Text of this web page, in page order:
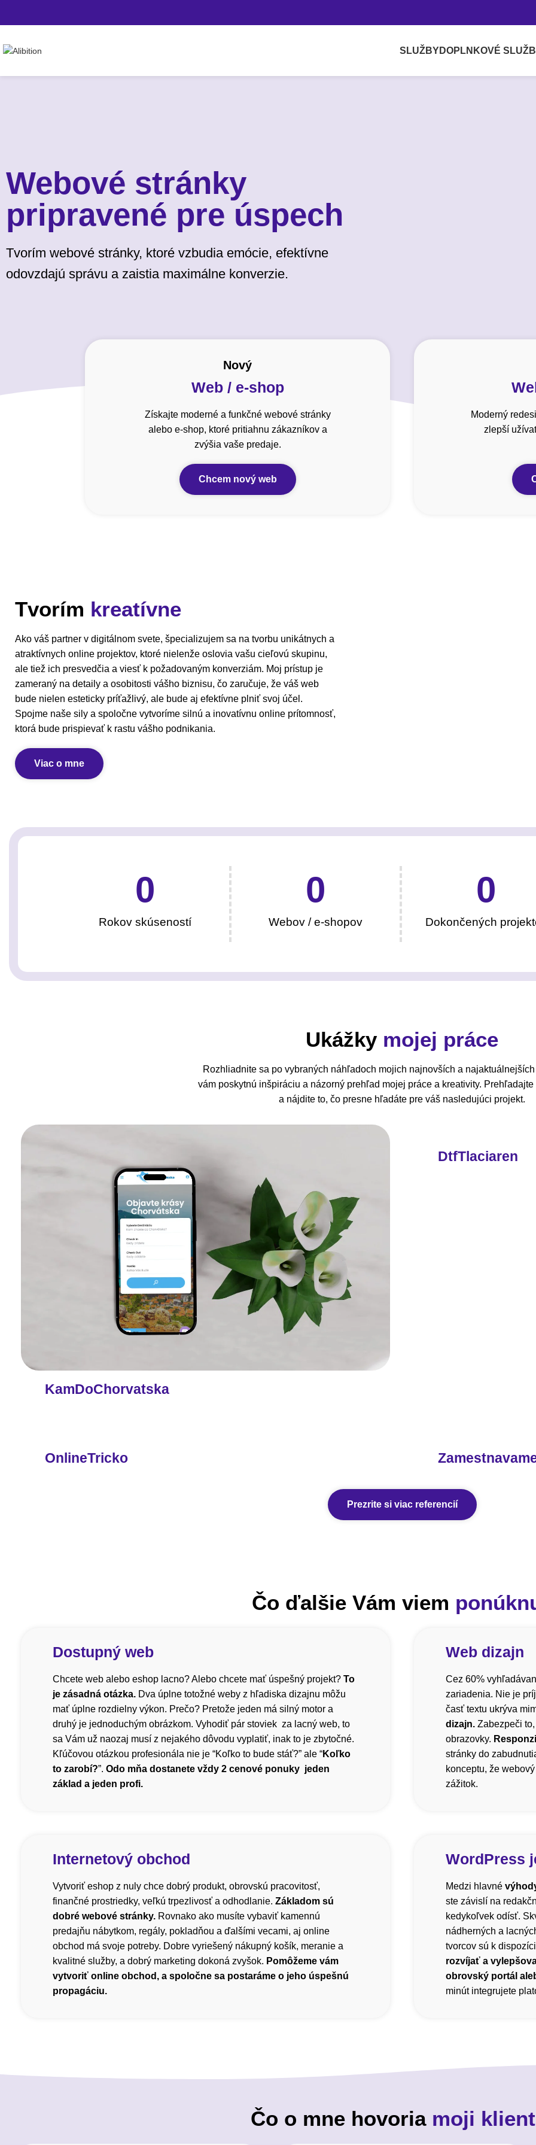
SLUŽBYDOPLNKOVÉ
Webové stránky
pripravené pre úspech
Tvorím webové stránky, ktoré vzbudia emócie, efektívne
odovzdajú správu a zaistia maximálne konverzie.
Nový
Web / e-shop
Získajte moderné a funkčné webové stránky
alebo e-shop, ktoré pritiahnu zákazníkov a
zvýšia vaše predaje.
Chcem nový web
Moderný
zlepší
Tvorím kreatívne
Ako váš partner v digitálnom svete, špecializujem sa na tvorbu unikátnych a
atraktívnych online projektov, ktoré nielenže oslovia vašu cieľovú skupinu,
ale tiež ich presvedčia a viesť k požadovaným konverziám. Moj prístup je
zameraný na detaily a osobitosti vášho biznisu, čo zaručuje, že váš web
bude nielen esteticky príťažlivý, ale bude aj efektívne plniť svoj účel.
Spojme naše sily a spoločne vytvoríme silnú a inovatívnu online prítomnosť,
ktorá bude prispievať k rastu vášho podnikania.
Viac o mne
Rokov skúseností
0
Webov / e-shopov
0
Dokončených
0
Ukážkymojej práce
Rozhliadnite sa po vybraných náhľadoch mojich najnovších a
vám poskytnú inšpiráciu a názorný prehľad mojej práce a kreativity.
a nájdite to, čo presne hľadáte pre váš nasledujúci projekt.
KamDoChorvatska
DtfTlaciaren
OnlineTricko
Prezrite si viac referencií
Čo ďalšie Vám viem
Dostupný web
Chcete web alebo eshop lacno? Alebo chcete mať úspešný projekt? To
je zásadná otázka. Dva úplne totožné weby z hľadiska dizajnu môžu
mať úplne rozdielny výkon. Prečo? Pretože jeden má silný motor a
druhý je jednoduchým obrázkom. Vyhodiť pár stoviek za lacný web, to
sa Vám už naozaj musí z nejakého dôvodu vyplatiť, inak to je zbytočné.
Kľúčovou otázkou profesionála nie je “Koľko to bude stáť?” ale “Koľko
to zarobí?”. Odo mňa dostanete vždy 2 cenové ponuky jeden
základ a jeden profi.
Web dizajn
Cez 60%
zariadenia. Nie je
časť textu ukrýva
dizajn. Zabezpeči
obrazovky.
stránky do
konceptu, že
zážitok.
Internetový obchod
Vytvoriť eshop z nuly chce dobrý produkt, obrovskú pracovitosť,
finančné prostriedky, veľkú trpezlivosť a odhodlanie. Základom sú
dobré webové stránky. Rovnako ako musíte vybaviť kamennú
predajňu nábytkom, regály, pokladňou a ďalšími vecami, aj online
obchod má svoje potreby. Dobre vyriešený nákupný košík, meranie a
kvalitné služby, a dobrý marketing dokoná zvyšok. Pomôžeme vám
vytvoriť online obchod, a spoločne sa postaráme o jeho úspešnú
propagáciu.
WordPress
Medzi hlavné
ste závislí na
kedykoľvek odísť.
nádherných a
tvorcov sú k
rozvíjať a
obrovský portál
minút integrujete
Čo o mne hovoriamoji